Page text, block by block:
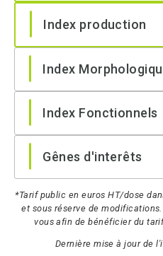
Index
Index production
Index Fonctionnels
Gênes d'interêts
*Tarif public en euros HT/dose
et sous réserve de
vous afin de bénéficier du
Dernière mise à jour de